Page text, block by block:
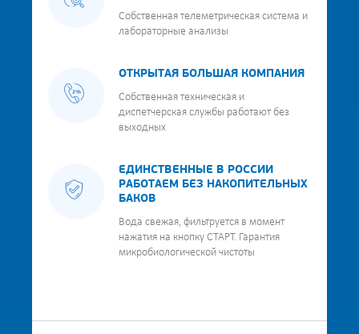
Собственная телеметрическая система и
лабораторные анализы
ОТКРЫТАЯ БОЛЬШАЯ КОМПАНИЯ
Собственная техническая и
диспетчерская службы работают без
выходных
ЕДИНСТВЕННЫЕ В РОССИИ
РАБОТАЕМ БЕЗ НАКОПИТЕЛЬНЫХ
БАКОВ
Вода свежая, фильтруется в момент
нажатия на кнопку СТАРТ. Гарантия
микробиологической чистоты